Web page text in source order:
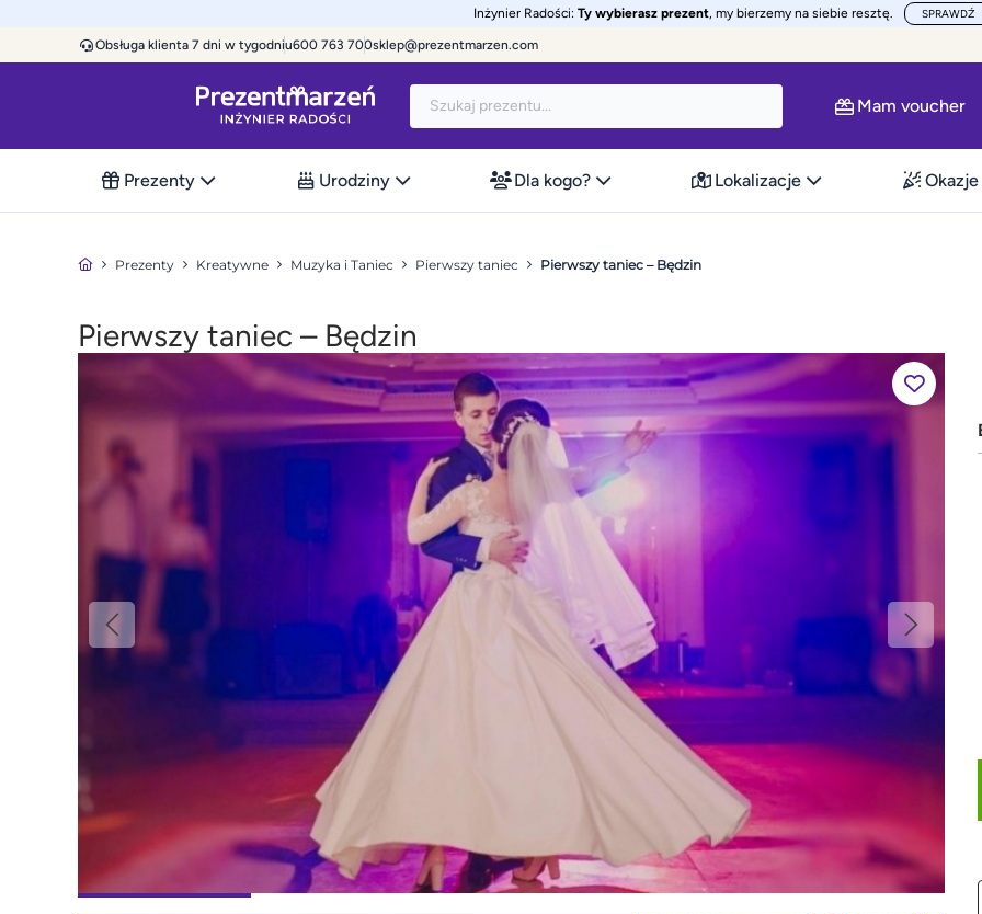
Inżynier Radości: Ty wybierasz prezent, my bierzemy na siebie resztę. SPRAWDŹ
Obsługa klienta 7 dni w tygodniu600 763 700sklep@prezentmarzen.com
Mam voucher
Prezenty Urodziny Dla kogo? Lokalizacje Okazje
Prezenty Kreatywne Muzyka i Taniec Pierwszy taniec Pierwszy taniec – Będzin
Pierwszy taniec – Będzin